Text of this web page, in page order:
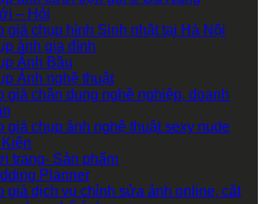
– Hỏi
giá chụp hình Sinh nhật tại Hà Nội
ảnh gia đình
Ảnh Bầu
Ảnh nghệ thuật
giá chân dung nghề nghiệp, doanh
giá chụp ảnh nghệ thuật sexy nude
trang- Sản phẩm
Planner
giá dịch vụ chỉnh sửa ảnh online, cắt